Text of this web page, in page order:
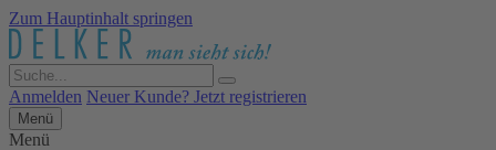
Zum Hauptinhalt springen
Anmelden Neuer Kunde? Jetzt registrieren
Menü
Menü